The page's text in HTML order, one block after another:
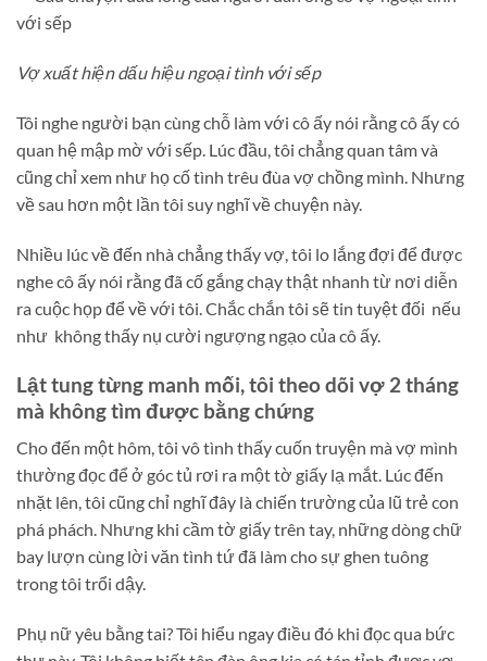
Vợ xuất hiện dấu hiệu ngoại tình với sếp
Tôi nghe người bạn cùng chỗ làm với cô ấy nói rằng cô ấy có
quan hệ mập mờ với sếp. Lúc đầu, tôi chẳng quan tâm và
cũng chỉ xem như họ cố tình trêu đùa vợ chồng mình. Nhưng
về sau hơn một lần tôi suy nghĩ về chuyện này.
Nhiều lúc về đến nhà chẳng thấy vợ, tôi lo lắng đợi để được
nghe cô ấy nói rằng đã cố gắng chạy thật nhanh từ nơi diễn
ra cuộc họp để về với tôi. Chắc chắn tôi sẽ tin tuyệt đối nếu
như không thấy nụ cười ngượng ngạo của cô ấy.
Lật tung từng manh mối, tôi theo dõi vợ 2 tháng
mà không tìm được bằng chứng
Cho đến một hôm, tôi vô tình thấy cuốn truyện mà vợ mình
thường đọc để ở góc tủ rơi ra một tờ giấy lạ mắt. Lúc đến
nhặt lên, tôi cũng chỉ nghĩ đây là chiến trường của lũ trẻ con
phá phách. Nhưng khi cầm tờ giấy trên tay, những dòng chữ
bay lượn cùng lời văn tình tứ đã làm cho sự ghen tuông
trong tôi trổi dậy.
Phụ nữ yêu bằng tai? Tôi hiểu ngay điều đó khi đọc qua bức